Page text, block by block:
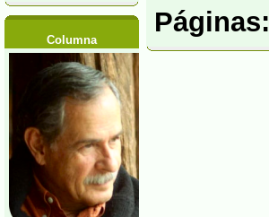
Columna
Páginas: